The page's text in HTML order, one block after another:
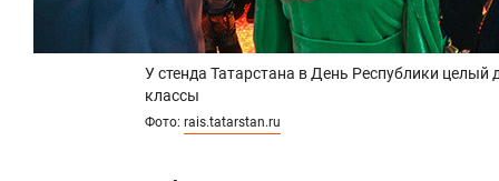
У стенда Татарстана в День Республики
классы
Фото: rais.tatarstan.ru